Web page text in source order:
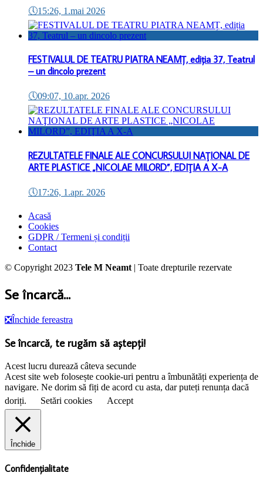
🕔15:26, 1.mai 2026
FESTIVALUL DE TEATRU PIATRA NEAMȚ, ediția 37, Teatrul
– un dincolo prezent
🕔09:07, 10.apr. 2026
REZULTATELE FINALE ALE CONCURSULUI NAŢIONAL DE
ARTE PLASTICE „NICOLAE MILORD”, EDIŢIA A X-A
🕔17:26, 1.apr. 2026
Acasă
Cookies
GDPR / Termeni și condiții
Contact
© Copyright 2023 Tele M Neamt | Toate drepturile rezervate
Se încarcă...
❎Închide fereastra
Se încarcă, te rugăm să aștepți!
Acest lucru durează câteva secunde
Acest site web folosește cookie-uri pentru a îmbunătăți experiența de
navigare. Ne dorim să fiți de acord cu asta, dar puteți renunța dacă
doriți.
Setări cookies Accept
Închide
Confidențialitate